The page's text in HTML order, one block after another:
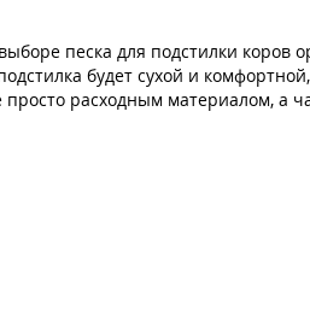
песка для подстилки коров
будет сухой и
расходным материалом, а